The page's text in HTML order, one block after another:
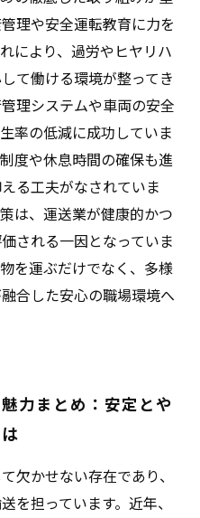
理や安全運転教育に力を
により、過労やヒヤリハ
て働ける環境が整ってき
理システムや車両の安全
率の低減に成功していま
度や休息時間の確保も進
る工夫がなされていま
は、運送業が健康的かつ
される一因となっていま
を運ぶだけでなく、多様
合した安心の職場環境へ
力まとめ：安定とや
欠かせない存在であり、
を担っています。近年、